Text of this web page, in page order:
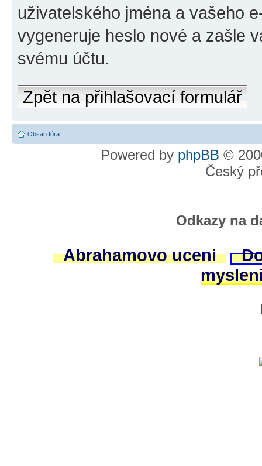
uživatelského jména a vašeho
vygeneruje heslo nové a zašle
svému účtu.
Zpět na přihlašovací formulář
Obsah fóra
Powered by phpBB ©
Český
Odkazy na
Abrahamovo uceni